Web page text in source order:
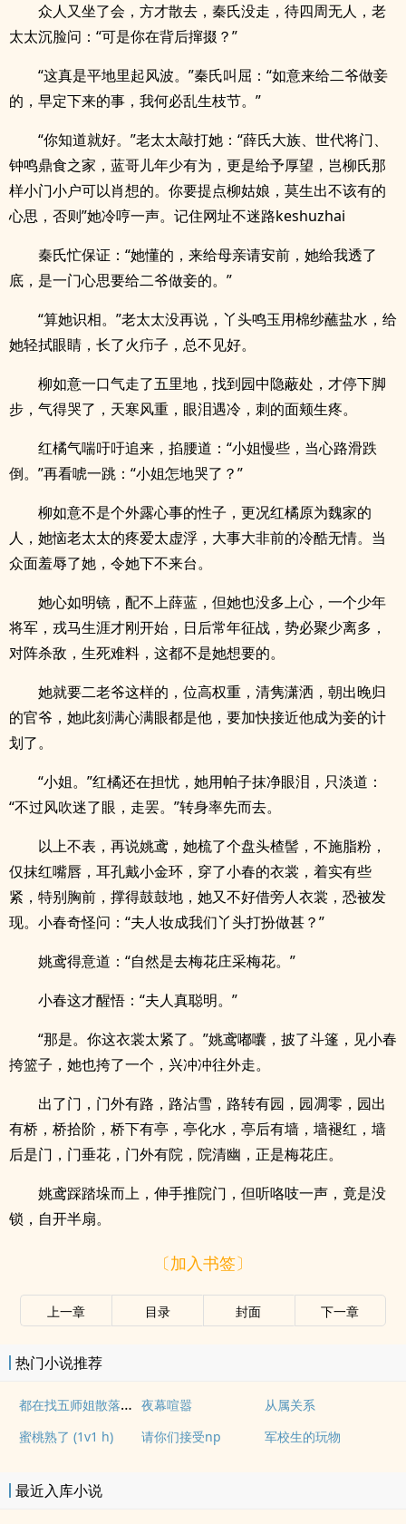
众人又坐了会，方才散去，秦氏没走，待四周无人，老
太太沉脸问：“可是你在背后撺掇？”
“这真是平地里起风波。”秦氏叫屈：“如意来给二爷做妾
的，早定下来的事，我何必乱生枝节。”
“你知道就好。”老太太敲打她：“薛氏大族、世代将门、
钟鸣鼎食之家，蓝哥儿年少有为，更是给予厚望，岂柳氏那
样小门小户可以肖想的。你要提点柳姑娘，莫生出不该有的
心思，否则”她冷哼一声。记住网址不迷路keshuzhai
秦氏忙保证：“她懂的，来给母亲请安前，她给我透了
底，是一门心思要给二爷做妾的。”
“算她识相。”老太太没再说，丫头鸣玉用棉纱蘸盐水，给
她轻拭眼睛，长了火疖子，总不见好。
柳如意一口气走了五里地，找到园中隐蔽处，才停下脚
步，气得哭了，天寒风重，眼泪遇冷，刺的面颊生疼。
红橘气喘吁吁追来，掐腰道：“小姐慢些，当心路滑跌
倒。”再看唬一跳：“小姐怎地哭了？”
柳如意不是个外露心事的性子，更况红橘原为魏家的
人，她恼老太太的疼爱太虚浮，大事大非前的冷酷无情。当
众面羞辱了她，令她下不来台。
她心如明镜，配不上薛蓝，但她也没多上心，一个少年
将军，戎马生涯才刚开始，日后常年征战，势必聚少离多，
对阵杀敌，生死难料，这都不是她想要的。
她就要二老爷这样的，位高权重，清隽潇洒，朝出晚归
的官爷，她此刻满心满眼都是他，要加快接近他成为妾的计
划了。
“小姐。”红橘还在担忧，她用帕子抹净眼泪，只淡道：
“不过风吹迷了眼，走罢。”转身率先而去。
以上不表，再说姚鸢，她梳了个盘头楂髻，不施脂粉，
仅抹红嘴唇，耳孔戴小金环，穿了小春的衣裳，着实有些
紧，特别胸前，撑得鼓鼓地，她又不好借旁人衣裳，恐被发
现。小春奇怪问：“夫人妆成我们丫头打扮做甚？”
姚鸢得意道：“自然是去梅花庄采梅花。”
小春这才醒悟：“夫人真聪明。”
“那是。你这衣裳太紧了。”姚鸢嘟囔，披了斗篷，见小春
挎篮子，她也挎了一个，兴冲冲往外走。
出了门，门外有路，路沾雪，路转有园，园凋零，园出
有桥，桥拾阶，桥下有亭，亭化水，亭后有墙，墙褪红，墙
后是门，门垂花，门外有院，院清幽，正是梅花庄。
姚鸢踩踏垛而上，伸手推院门，但听咯吱一声，竟是没
锁，自开半扇。
〔加入书签〕
上一章 目录 封面 下一章
热门小说推荐
都在找五师姐散落的法宝 夜幕喧嚣
从属关系
蜜桃熟了 (1v1 h)
请你们接受np 军校生的玩物
最近入库小说